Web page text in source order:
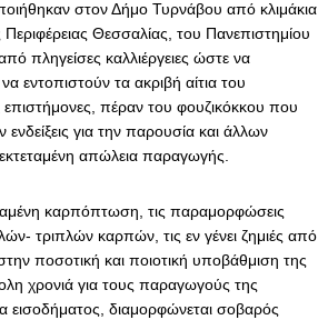
στον Δήμο Τυρνάβου από κλιμάκια
Θεσσαλίας, του Πανεπιστημίου
πληγείσες καλλιέργειες ώστε να
εντοπιστούν τα ακριβή αίτια του
πέραν του φουζικόκκου που
για την παρουσία και άλλων
απώλεια παραγωγής.
καρπόπτωση, τις παραμορφώσεις
τριπλών καρπών, τις εν γένει ζημιές από
ποσοτική και ποιοτική υποβάθμιση της
χρονιά για τους παραγωγούς της
διαμορφώνεται σοβαρός